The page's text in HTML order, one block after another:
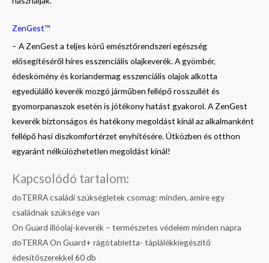
ZenGest™
– A ZenGest a teljes körű emésztőrendszeri egészség
elősegítéséről híres esszenciális olajkeverék. A gyömbér,
édeskömény és koriandermag esszenciális olajok alkotta
egyedülálló keverék mozgó járműben fellépő rosszullét és
gyomorpanaszok esetén is jótékony hatást gyakorol. A ZenGest
keverék biztonságos és hatékony megoldást kínál az alkalmanként
fellépő hasi diszkomfortérzet enyhítésére. Útközben és otthon
egyaránt nélkülözhetetlen megoldást kínál!
Kapcsolódó tartalom:
doTERRA családi szükségletek csomag: minden, amire egy
családnak szüksége van
On Guard illóolaj-keverék – természetes védelem minden napra
doTERRA On Guard+ rágótabletta- táplálékkiegészítő
édesítőszerekkel 60 db